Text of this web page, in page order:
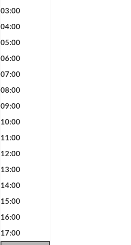
03:00
04:00
05:00
06:00
07:00
08:00
09:00
10:00
11:00
12:00
13:00
14:00
15:00
16:00
17:00